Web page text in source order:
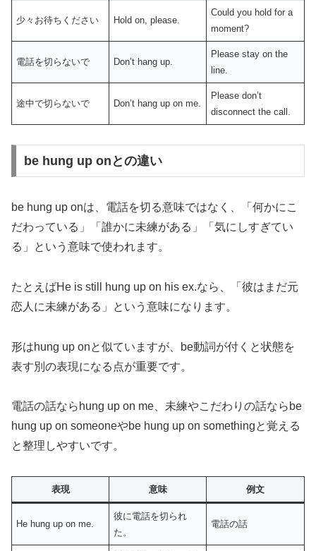
少々お待ちください Hold on, please.
Could you hold for a
moment?
電話を切らないで Don’t hang up.
Please stay on the
line.
途中で切らないで Don’t hang up on me.
Please don’t
disconnect the call.
be hung up onとの違い
be hung up onは、電話を切る意味ではなく、「何かにこ
だわっている」「誰かに未練がある」「気にしすぎてい
る」という意味で使われます。
たとえばHe is still hung up on his ex.なら、「彼はまだ元
恋人に未練がある」という意味になります。
形はhung up onと似ていますが、be動詞が付くと状態を
表す別の表現になる点が重要です。
電話の話ならhung up on me、未練やこだわりの話ならbe
hung up on someoneやbe hung up on somethingと覚える
と整理しやすいです。
表現 意味 例文
He hung up on me.
彼に電話を切られ
た。
電話の話